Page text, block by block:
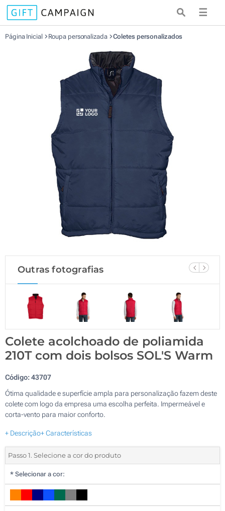
☰
Página Inicial Roupa personalizada Coletes personalizados
Outras fotografias
Colete acolchoado de poliamida
210T com dois bolsos SOL'S Warm
Código:43707
Ótima qualidade e superfície ampla para personalização fazem deste
colete com logo da empresa uma escolha perfeita. Impermeável e
corta-vento para maior conforto.
+ Descrição+ Características
Passo 1. Selecione a cor do produto
* Selecionar a cor: